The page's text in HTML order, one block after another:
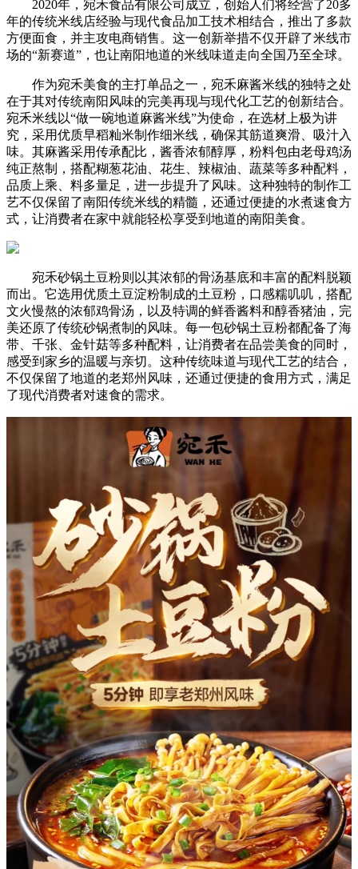
2020年，宛禾食品有限公司成立，创始人们将经营了20多
年的传统米线店经验与现代食品加工技术相结合，推出了多款
方便面食，并主攻电商销售。这一创新举措不仅开辟了米线市
场的“新赛道”，也让南阳地道的米线味道走向全国乃至全球。
作为宛禾美食的主打单品之一，宛禾麻酱米线的独特之处
在于其对传统南阳风味的完美再现与现代化工艺的创新结合。
宛禾米线以“做一碗地道麻酱米线”为使命，在选材上极为讲
究，采用优质早稻籼米制作细米线，确保其筋道爽滑、吸汁入
味。其麻酱采用传承配比，酱香浓郁醇厚，粉料包由老母鸡汤
纯正熬制，搭配糊葱花油、花生、辣椒油、蔬菜等多种配料，
品质上乘、料多量足，进一步提升了风味。这种独特的制作工
艺不仅保留了南阳传统米线的精髓，还通过便捷的水煮速食方
式，让消费者在家中就能轻松享受到地道的南阳美食。
宛禾砂锅土豆粉则以其浓郁的骨汤基底和丰富的配料脱颖
而出。它选用优质土豆淀粉制成的土豆粉，口感糯叽叽，搭配
文火慢熬的浓郁鸡骨汤，以及特调的鲜香酱料和醇香猪油，完
美还原了传统砂锅煮制的风味。每一包砂锅土豆粉都配备了海
带、千张、金针菇等多种配料，让消费者在品尝美食的同时，
感受到家乡的温暖与亲切。这种传统味道与现代工艺的结合，
不仅保留了地道的老郑州风味，还通过便捷的食用方式，满足
了现代消费者对速食的需求。